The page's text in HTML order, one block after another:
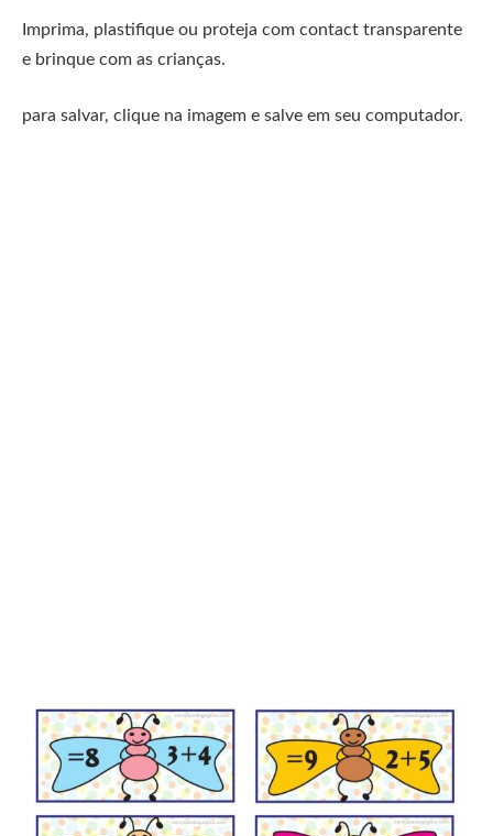
Imprima, plastifique ou proteja com contact transparente
e brinque com as crianças.
para salvar, clique na imagem e salve em seu computador.